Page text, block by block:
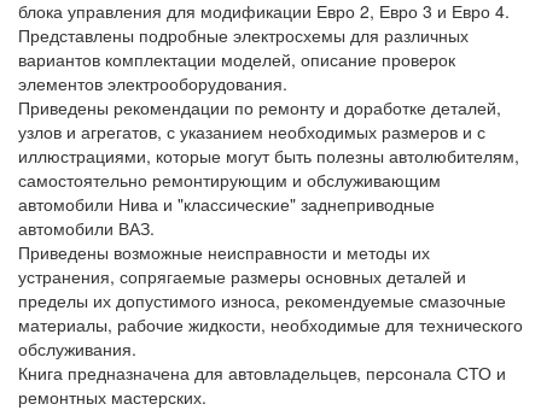
блока управления для модификации Евро 2, Евро 3 и Евро 4.
Представлены подробные электросхемы для различных
вариантов комплектации моделей, описание проверок
элементов электрооборудования.
Приведены рекомендации по ремонту и доработке деталей,
узлов и агрегатов, с указанием необходимых размеров и с
иллюстрациями, которые могут быть полезны автолюбителям,
самостоятельно ремонтирующим и обслуживающим
автомобили Нива и "классические" заднеприводные
автомобили ВАЗ.
Приведены возможные неисправности и методы их
устранения, сопрягаемые размеры основных деталей и
пределы их допустимого износа, рекомендуемые смазочные
материалы, рабочие жидкости, необходимые для технического
обслуживания.
Книга предназначена для автовладельцев, персонала СТО и
ремонтных мастерских.